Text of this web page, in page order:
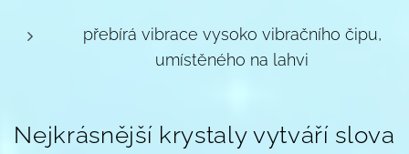
přebírá vibrace vysoko vibračního čipu,
umístěného na lahvi
Nejkrásnější krystaly vytváří slova